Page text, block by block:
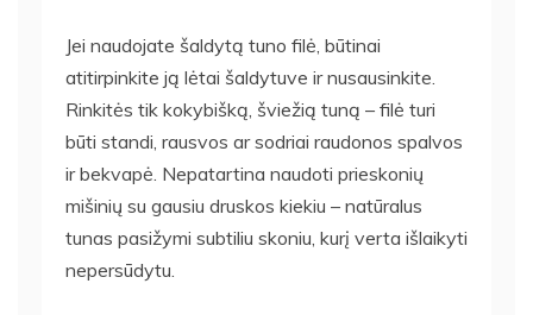
Jei naudojate šaldytą tuno filė, būtinai
atitirpinkite ją lėtai šaldytuve ir nusausinkite.
Rinkitės tik kokybišką, šviežią tuną – filė turi
būti standi, rausvos ar sodriai raudonos spalvos
ir bekvapė. Nepatartina naudoti prieskonių
mišinių su gausiu druskos kiekiu – natūralus
tunas pasižymi subtiliu skoniu, kurį verta išlaikyti
nepersūdytu.